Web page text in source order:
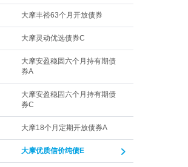
大摩丰裕63个月开放债券
大摩灵动优选债券C
大摩安盈稳固六个月持有期债
券A
大摩安盈稳固六个月持有期债
券C
大摩18个月定期开放债券A
大摩优质信价纯债E